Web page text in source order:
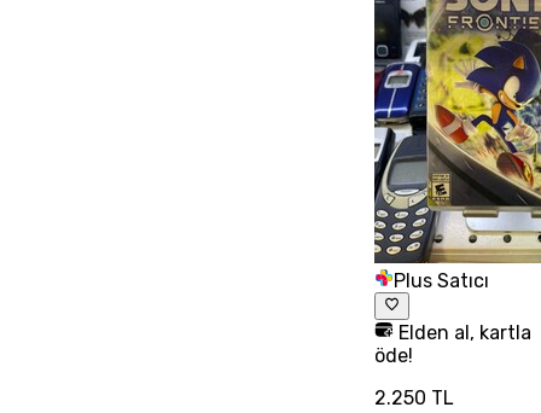
Plus Satıcı
Elden al, kartla
öde!
2.250 TL